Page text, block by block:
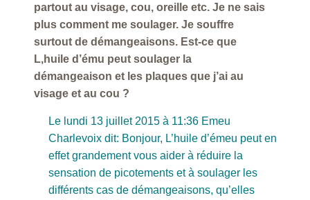
partout au visage, cou, oreille etc. Je ne sais
plus comment me soulager. Je souffre
surtout de démangeaisons. Est-ce que
L,huile d’ému peut soulager la
démangeaison et les plaques que j’ai au
visage et au cou ?
Le lundi 13 juillet 2015 à 11:36 Emeu
Charlevoix dit: Bonjour, L’huile d’émeu peut en
effet grandement vous aider à réduire la
sensation de picotements et à soulager les
différents cas de démangeaisons, qu’elles